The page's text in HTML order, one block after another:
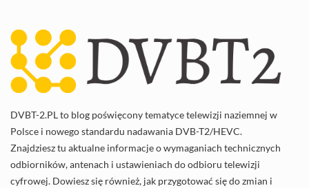
DVBT-2.PL to blog poświęcony tematyce telewizji naziemnej w
Polsce i nowego standardu nadawania DVB-T2/HEVC.
Znajdziesz tu aktualne informacje o wymaganiach technicznych
odbiorników, antenach i ustawieniach do odbioru telewizji
cyfrowej. Dowiesz się również, jak przygotować się do zmian i